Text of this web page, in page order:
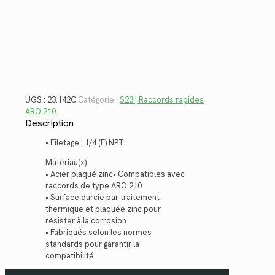
UGS : 23.142C Catégorie : S23 | Raccords rapides
ARO 210
Description
• Filetage : 1/4 (F) NPT
Matériau(x):
• Acier plaqué zinc• Compatibles avec
raccords de type ARO 210
• Surface durcie par traitement
thermique et plaquée zinc pour
résister à la corrosion
• Fabriqués selon les normes
standards pour garantir la
compatibilité